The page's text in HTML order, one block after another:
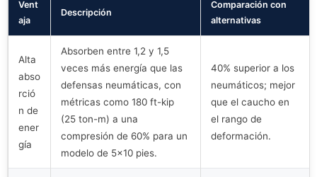
Vent
aja
Descripción
Comparación con
alternativas
Alta
abso
rció
n de
ener
gía
Absorben entre 1,2 y 1,5
veces más energía que las
defensas neumáticas, con
métricas como 180 ft-kip
(25 ton-m) a una
compresión de 60% para un
modelo de 5×10 pies.
40% superior a los
neumáticos; mejor
que el caucho en
el rango de
deformación.